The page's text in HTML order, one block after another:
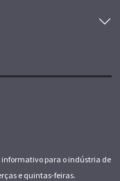
informativo para o indústria de
e quintas-feiras.